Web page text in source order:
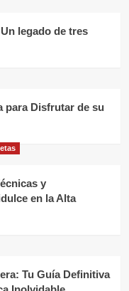
legado de tres
para Disfrutar de su
y
en la Alta
Tu Guía Definitiva